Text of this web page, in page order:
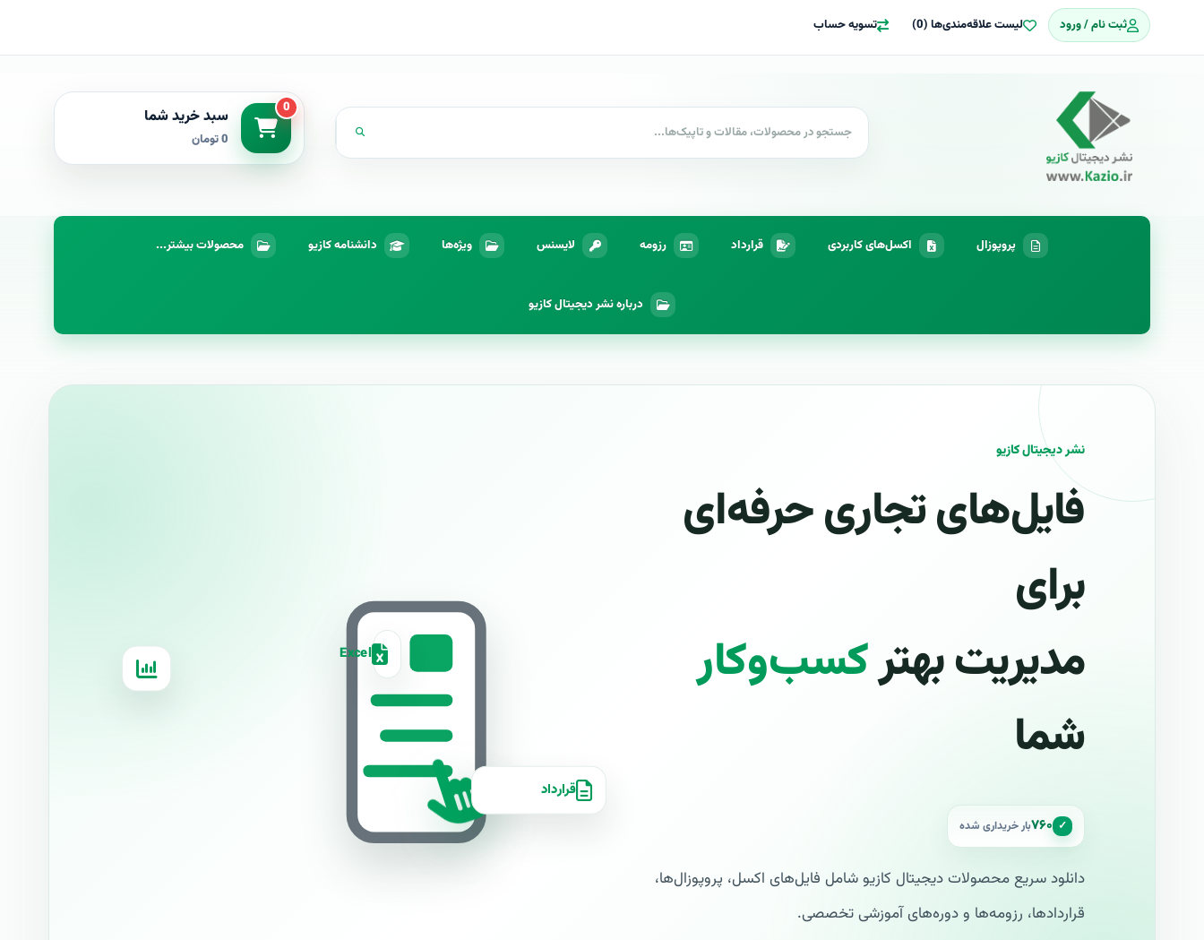
ثبت نام / ورود لیست علاقه‌مندی‌ها (0) تسویه حساب
0 سبد خرید شما
0 تومان
پروپوزال اکسل‌های کاربردی قرارداد رزومه لایسنس ویژه‌ها دانشنامه کازیو محصولات بیشتر...
درباره نشر دیجیتال کازیو
Excel
قرارداد
نشر دیجیتال کازیو
فایل‌های تجاری حرفه‌ای
برای
مدیریت بهترکسب‌وکار
شما
✓ ۷۶۰بار خریداری شده
دانلود سریع محصولات دیجیتال کازیو شامل فایل‌های اکسل، پروپوزال‌ها،
قراردادها، رزومه‌ها و دوره‌های آموزشی تخصصی.